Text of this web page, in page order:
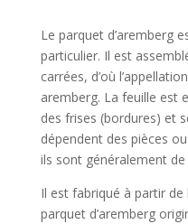
Le parquet d’aremberg
particulier. Il est
carrées, d’où
aremberg. La feuille est
des frises (bordures) et
dépendent des pièces
ils sont généralement
Il est fabriqué à partir
parquet d’aremberg